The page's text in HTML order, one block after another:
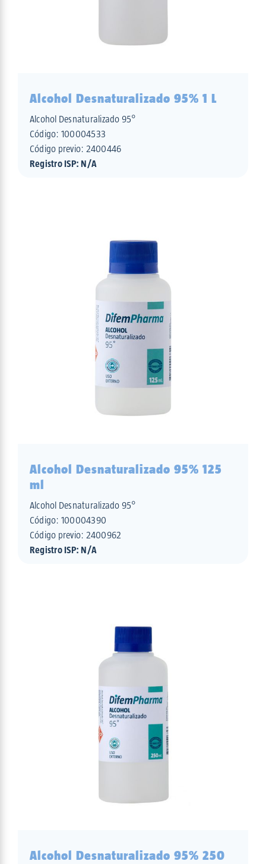
Alcohol Desnaturalizado 95% 1 L
Alcohol Desnaturalizado 95°
Código: 100004533
Código previo: 2400446
Registro ISP: N/A
Alcohol Desnaturalizado 95% 125
ml
Alcohol Desnaturalizado 95°
Código: 100004390
Código previo: 2400962
Registro ISP: N/A
Alcohol Desnaturalizado 95% 250